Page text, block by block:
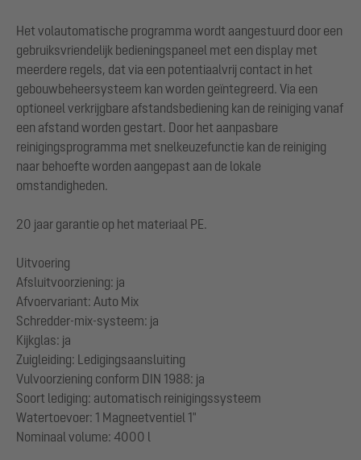
Het volautomatische programma wordt aangestuurd door een
gebruiksvriendelijk bedieningspaneel met een display met
meerdere regels, dat via een potentiaalvrij contact in het
gebouwbeheersysteem kan worden geïntegreerd. Via een
optioneel verkrijgbare afstandsbediening kan de reiniging vanaf
een afstand worden gestart. Door het aanpasbare
reinigingsprogramma met snelkeuzefunctie kan de reiniging
naar behoefte worden aangepast aan de lokale
omstandigheden.
20 jaar garantie op het materiaal PE.
Uitvoering
Afsluitvoorziening: ja
Afvoervariant: Auto Mix
Schredder-mix-systeem: ja
Kijkglas: ja
Zuigleiding: Ledigingsaansluiting
Vulvoorziening conform DIN 1988: ja
Soort lediging: automatisch reinigingssysteem
Watertoevoer: 1 Magneetventiel 1"
Nominaal volume: 4000 l